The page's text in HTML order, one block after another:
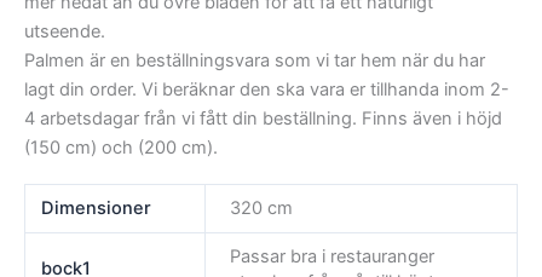
utseende.
Palmen är en beställningsvara som vi tar hem när du har
lagt din order. Vi beräknar den ska vara er tillhanda inom 2-
4 arbetsdagar från vi fått din beställning. Finns även i höjd
(150 cm) och (200 cm).
Dimensioner 320 cm
bock1
Passar bra i restauranger